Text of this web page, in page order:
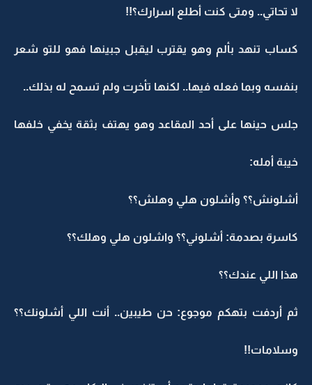
لا تحاتي.. ومتى كنت أطلع اسرارك؟!!
كساب تنهد بألم وهو يقترب ليقبل جبينها فهو للتو شعر
بنفسه وبما فعله فيها.. لكنها تأخرت ولم تسمح له بذلك..
جلس حينها على أحد المقاعد وهو يهتف بثقة يخفي خلفها
خيبة أمله:
أشلونش؟؟ وأشلون هلي وهلش؟؟
كاسرة بصدمة: أشلوني؟؟ واشلون هلي وهلك؟؟
هذا اللي عندك؟؟
ثم أردفت بتهكم موجوع: حن طيبين.. أنت اللي أشلونك؟؟
وسلامات!!